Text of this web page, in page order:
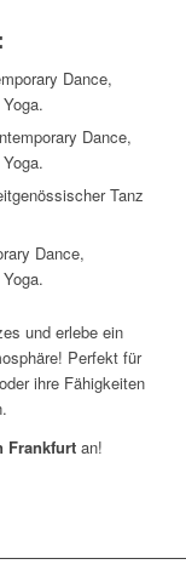
Dance,
Dance,
Tanz
Dance,
und erlebe ein
Perfekt für
ihre Fähigkeiten
Frankfurt an!